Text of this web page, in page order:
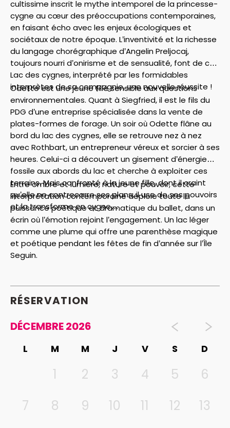
cultissime inscrit le mythe intemporel de la princesse-
cygne au cœur des préoccupations contemporaines,
en faisant écho avec les enjeux écologiques et
sociétaux de notre époque. L’inventivité et la richesse
du langage chorégraphique d’Angelin Preljocaj,
toujours nourri d’onirisme et de sensualité, font de ce
Lac des cygnes, interprété par les formidables
interprètes de sa compagnie, une nouvelle réussite !
Odette est une jeune fille sensible aux questions
environnementales. Quant à Siegfried, il est le fils du
PDG d’une entreprise spécialisée dans la vente de
plates-formes de forage. Un soir où Odette flâne au
bord du lac des cygnes, elle se retrouve nez à nez
avec Rothbart, un entrepreneur véreux et sorcier à ses
heures. Celui-ci a découvert un gisement d’énergie
fossile aux abords du lac et cherche à exploiter ces
terrains. Mais confronté à la jeune fille, dont il craint
qu’elle ne contrecarre ses plans, il use de ses pouvoirs
et la transforme en cygne…
Entre ombre et lumière, nature et pouvoir, cette
interprétation contemporaine déploie toute la
puissance poétique et dramatique du ballet, dans un
écrin où l’émotion rejoint l’engagement. Un lac léger
comme une plume qui offre une parenthèse magique
et poétique pendant les fêtes de fin d’année sur l’Île
Seguin.
RÉSERVATION
DÉCEMBRE 2026
L M M J V S D
1 2 3 4 5
6
7
8 9 10 11 12
13